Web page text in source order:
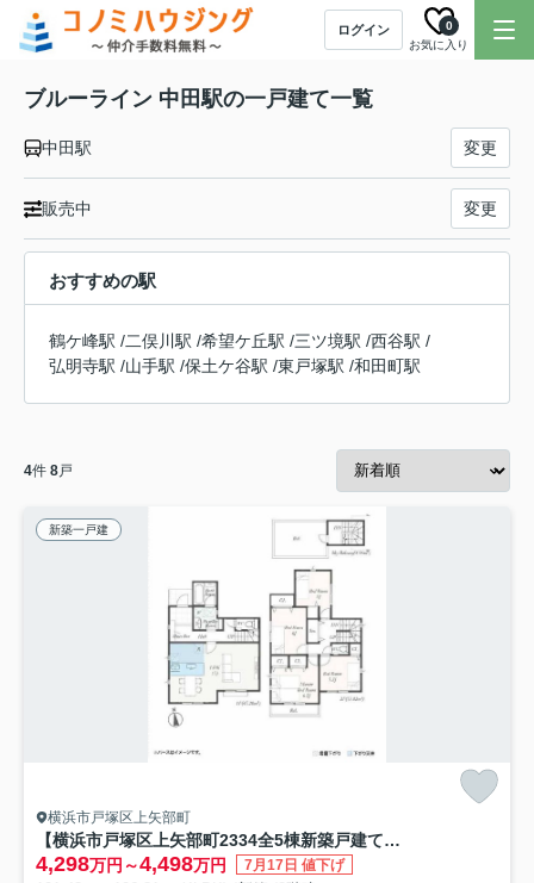
ログイン
お気に入り
0
ブルーライン 中田駅の一戸建て一覧
中田駅 変更
販売中 変更
おすすめの駅
鶴ケ峰駅 /二俣川駅 /希望ケ丘駅 /三ツ境駅 /西谷駅 /
弘明寺駅 /山手駅 /保土ケ谷駅 /東戸塚駅 /和田町駅
4件 8戸
新築一戸建
横浜市戸塚区上矢部町
【横浜市戸塚区上矢部町2334全5棟新築戸建て】★仲介手数料無料★（上矢部小学校・岡津中学校）
4,298万円～4,498万円 7月17日 値下げ